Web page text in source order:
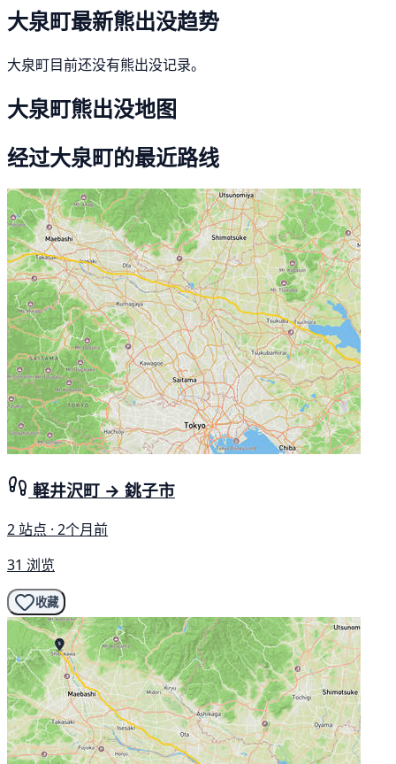
大泉町最新熊出没趋势
大泉町目前还没有熊出没记录。
大泉町熊出没地图
经过大泉町的最近路线
軽井沢町 → 銚子市
2 站点 · 2个月前
31 浏览
收藏